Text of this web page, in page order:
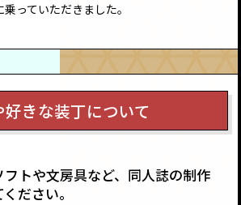
っていただきました。
きな装丁について
トや文房具など、同人誌の制作
ださい。